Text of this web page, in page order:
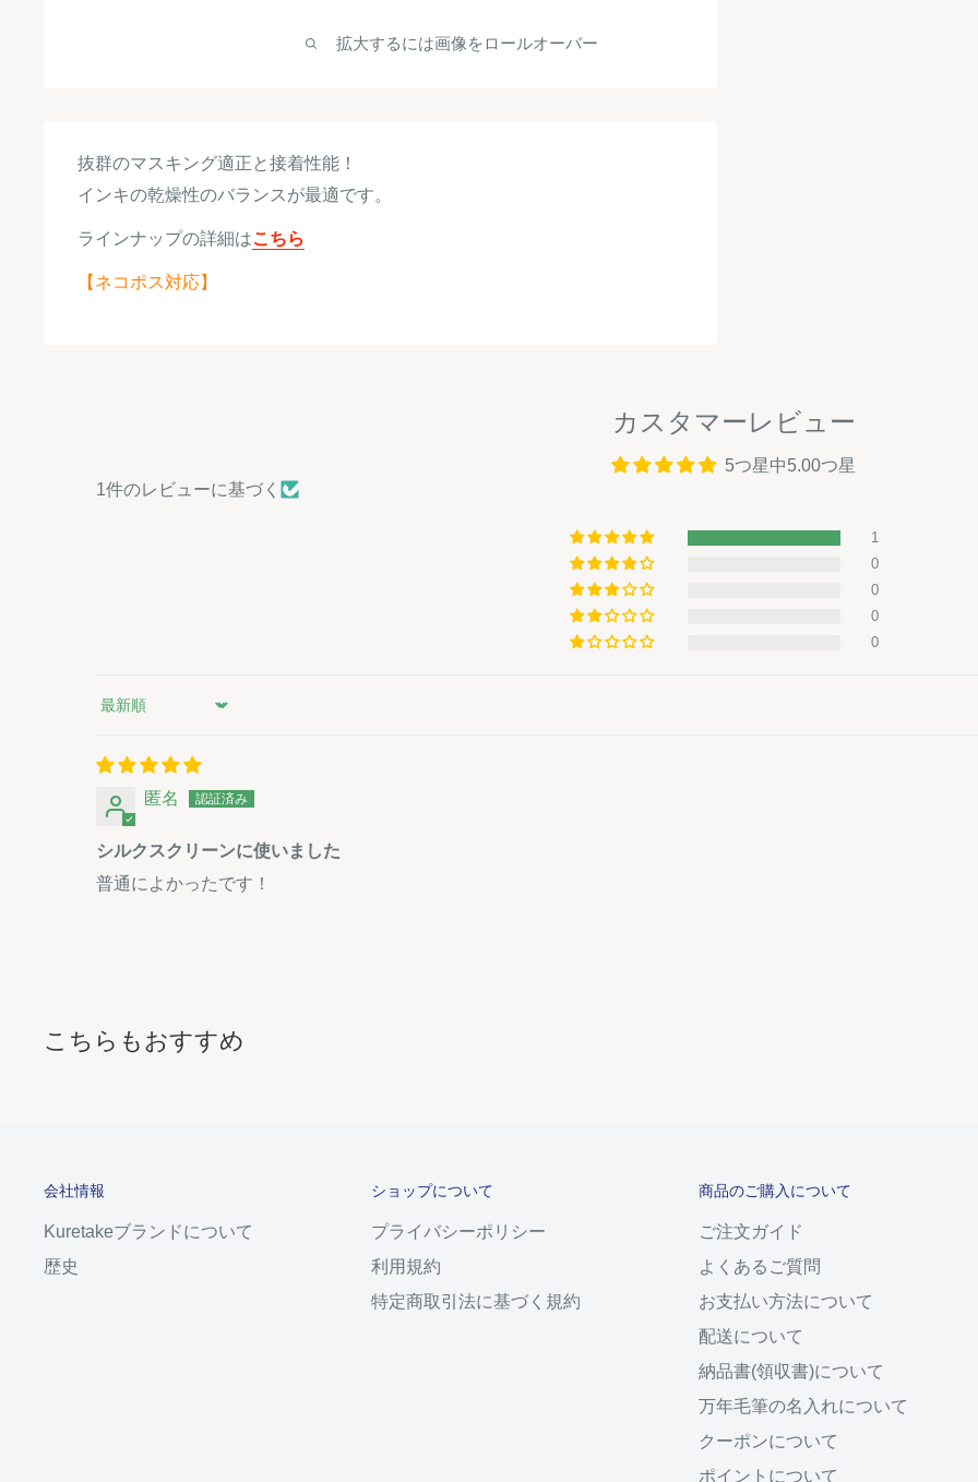
拡大するには画像をロールオーバー
抜群のマスキング適正と接着性能！
インキの乾燥性のバランスが最適です。
ラインナップの詳細はこちら
【ネコポス対応】
カスタマーレビュー
5つ星中5.00つ星
1件のレビューに基づく
1
0
0
0
0
Sort by
匿名
シルクスクリーンに使いました
普通によかったです！
こちらもおすすめ
会社情報
Kuretakeブランドについて
歴史
ショップについて
プライバシーポリシー
利用規約
特定商取引法に基づく規約
商品のご購入について
ご注文ガイド
よくあるご質問
お支払い方法について
配送について
納品書(領収書)について
万年毛筆の名入れについて
クーポンについて
ポイントについて